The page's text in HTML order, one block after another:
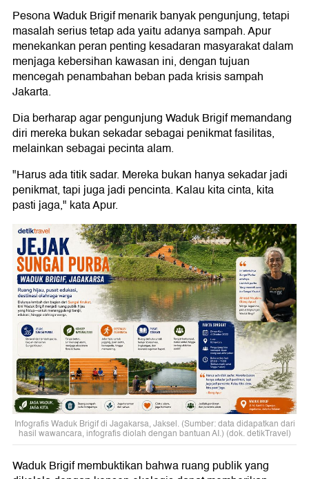
Pesona Waduk Brigif menarik banyak pengunjung, tetapi
masalah serius tetap ada yaitu adanya sampah. Apur
menekankan peran penting kesadaran masyarakat dalam
menjaga kebersihan kawasan ini, dengan tujuan
mencegah penambahan beban pada krisis sampah
Jakarta.
Dia berharap agar pengunjung Waduk Brigif memandang
diri mereka bukan sekadar sebagai penikmat fasilitas,
melainkan sebagai pecinta alam.
"Harus ada titik sadar. Mereka bukan hanya sekadar jadi
penikmat, tapi juga jadi pencinta. Kalau kita cinta, kita
pasti jaga," kata Apur.
Infografis Waduk Brigif di Jagakarsa, Jaksel. (Sumber: data didapatkan dari
hasil wawancara, infografis diolah dengan bantuan AI.) (dok. detikTravel)
Waduk Brigif membuktikan bahwa ruang publik yang